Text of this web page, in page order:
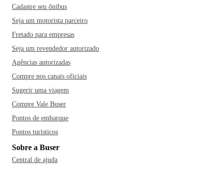
Cadastre seu ônibus
Seja um motorista parceiro
Fretado para empresas
Seja um revendedor autorizado
Agências autorizadas
Compre nos canais oficiais
Sugerir uma viagem
Compre Vale Buser
Pontos de embarque
Pontos turísticos
Sobre a Buser
Central de ajuda